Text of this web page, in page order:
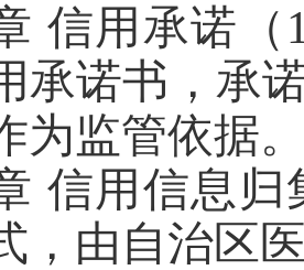
信用承诺（
承诺书，承
为监管依据
信用信息归
，由自治区